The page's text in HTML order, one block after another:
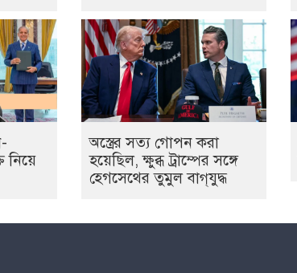
নিয়ে
অস্ত্রের সত্য গোপন করা
হয়েছিল, ক্ষুব্ধ ট্রাম্পের সঙ্গে
হেগসেথের তুমুল বাগ্‌যুদ্ধ